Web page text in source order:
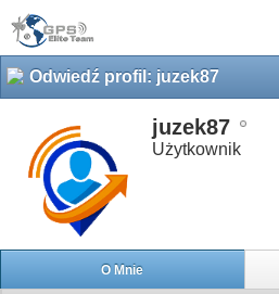
Odwiedź profil: juzek87
juzek87
Użytkownik
O Mnie